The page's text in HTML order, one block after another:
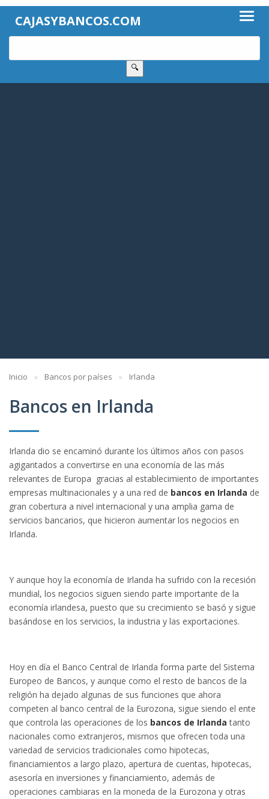
CAJASYBANCOS.COM
🔍
Inicio Bancos por países Irlanda
Bancos en Irlanda
Irlanda dio se encaminó durante los últimos años con pasos
agigantados a convertirse en una economía de las más
relevantes de Europa gracias al establecimiento de importantes
empresas multinacionales y a una red de bancos en Irlanda de
gran cobertura a nivel internacional y una amplia gama de
servicios bancarios, que hicieron aumentar los negocios en
Irlanda.
Y aunque hoy la economía de Irlanda ha sufrido con la recesión
mundial, los negocios siguen siendo parte importante de la
economía irlandesa, puesto que su crecimiento se basó y sigue
basándose en los servicios, la industria y las exportaciones.
Hoy en día el Banco Central de Irlanda forma parte del Sistema
Europeo de Bancos, y aunque como el resto de bancos de la
religión ha dejado algunas de sus funciones que ahora
competen al banco central de la Eurozona, sigue siendo el ente
que controla las operaciones de los bancos de Irlandatanto
nacionales como extranjeros, mismos que ofrecen toda una
variedad de servicios tradicionales como hipotecas,
financiamientos a largo plazo, apertura de cuentas, hipotecas,
asesoría en inversiones y financiamiento, además de
operaciones cambiaras en la moneda de la Eurozona y otras